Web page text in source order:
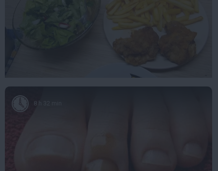
8 h 32 min